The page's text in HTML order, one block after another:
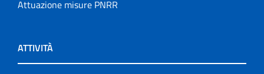
Attuazione misure PNRR
ATTIVITÀ